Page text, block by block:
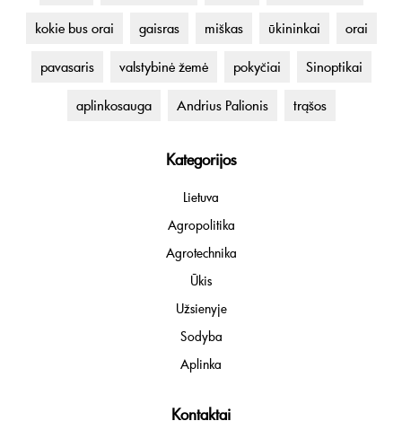
kokie bus orai gaisras miškas ūkininkai orai
pavasaris valstybinė žemė pokyčiai Sinoptikai
aplinkosauga Andrius Palionis trąšos
Kategorijos
Lietuva
Agropolitika
Agrotechnika
Ūkis
Užsienyje
Sodyba
Aplinka
Kontaktai